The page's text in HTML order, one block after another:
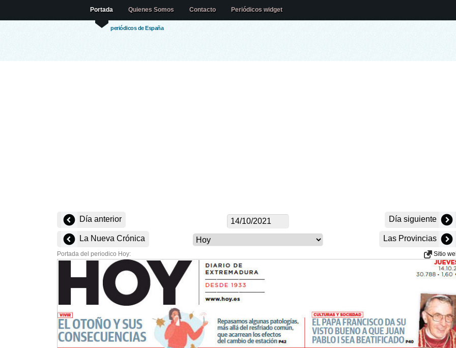
periódicos de España
Portada Quienes Somos Contacto Periódicos widget
Día anterior Día siguiente
La Nueva Crónica Las Provincias
Portada del periodico Hoy: Sitio